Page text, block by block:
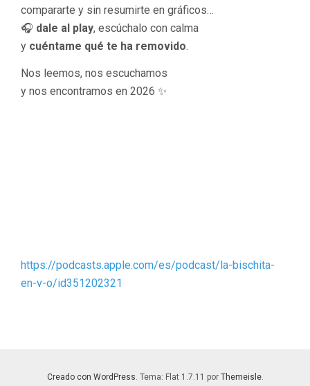
compararte y sin resumirte en gráficos…
🎧 dale al play, escúchalo con calma
y cuéntame qué te ha removido.
Nos leemos, nos escuchamos
y nos encontramos en 2026 ✨
https://podcasts.apple.com/es/podcast/la-bischita-
en-v-o/id351202321
Creado con WordPress. Tema: Flat 1.7.11 por Themeisle.